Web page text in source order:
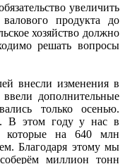
увеличить
продукта до
хозяйство должно
решать вопросы
внесли изменения в
дополнительные
только осенью.
В этом году у нас в
которые на 640 млн
Благодаря этому мы
миллион тонн